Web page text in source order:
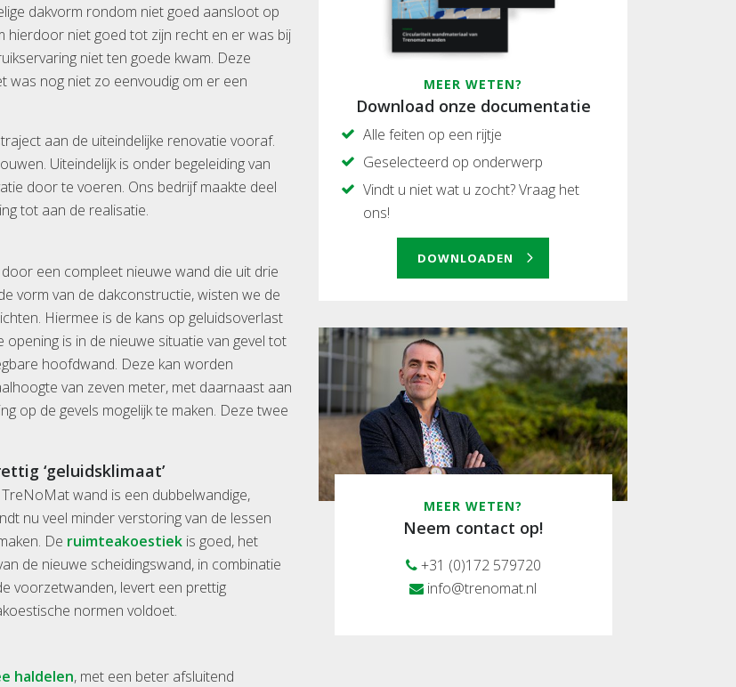
dakvorm rondom niet goed aansloot op
hierdoor niet goed tot zijn recht en er was bij
niet ten goede kwam. Deze
was nog niet zo eenvoudig om er een
aan de uiteindelijke renovatie vooraf.
Uiteindelijk is onder begeleiding van
door te voeren. Ons bedrijf maakte deel
tot aan de realisatie.
een compleet nieuwe wand die uit drie
vorm van de dakconstructie, wisten we de
Hiermee is de kans op geluidsoverlast
is in de nieuwe situatie van gevel tot
hoofdwand. Deze kan worden
van zeven meter, met daarnaast aan
op de gevels mogelijk te maken. Deze twee
‘geluidsklimaat’
wand is een dubbelwandige,
nu veel minder verstoring van de lessen
De ruimteakoestiek is goed, het
de nieuwe scheidingswand, in combinatie
voorzetwanden, levert een prettig
normen voldoet.
haldelen, met een beter afsluitend
MEER WETEN?
Download onze documentatie
Alle feiten op een rijtje
Geselecteerd op onderwerp
Vindt u niet wat u zocht? Vraag het
ons!
DOWNLOADEN
MEER WETEN?
Neem contact op!
+31 (0)172 579720
info@trenomat.nl